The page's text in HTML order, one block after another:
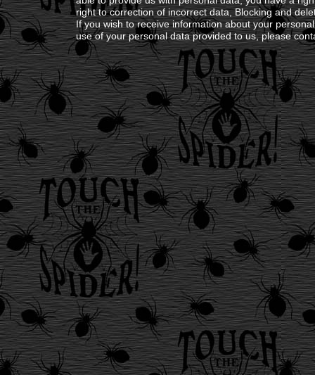
right to correction of incorrect data, Blocking and
If you wish to receive information about your
use of your personal data provided to us, please